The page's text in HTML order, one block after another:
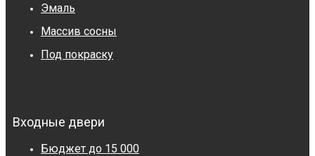
Эмаль
Массив сосны
Под покраску
Входные двери
Бюджет до 15 000